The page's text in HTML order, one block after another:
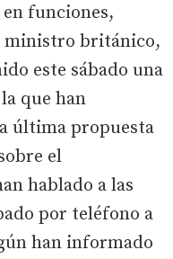
funciones,
ministro británico,
este sábado una
que han
última propuesta
el
hablado a las
por teléfono a
han informado